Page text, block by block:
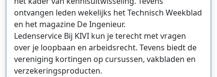
ontvangen leden wekelijks het Technisch Weekblad
en het magazine De Ingenieur.
Ledenservice Bij KIVI kun je terecht met vragen
over je loopbaan en arbeidsrecht. Tevens biedt de
vereniging kortingen op cursussen, vakbladen en
verzekeringsproducten.